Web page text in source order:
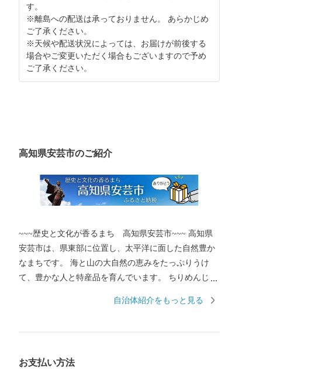
す。
※離島への配送は承っておりません。 あらかじめ
ご了承ください。
※天候や配送状況によっては、お届けが前後する
場合やご変更いただく場合もございますので予め
ご了承ください。
高知県安芸市のご紹介
~~~歴史と文化が香るまち 高知県安芸市~~~ 高知県
安芸市は、県東部に位置し、太平洋に面した自然豊か
なまちです。 海と山の大自然の恵みをたっぷりうけ
て、豊かな人と特産品を育んでいます。 ちりめんじゃ
美味しいもんがたくさん！ これからも安芸市の魅力を
電話 ：050-1730-1320 FAX ：050-3730-4146 メー
自治体紹介をもっと見る
お支払い方法